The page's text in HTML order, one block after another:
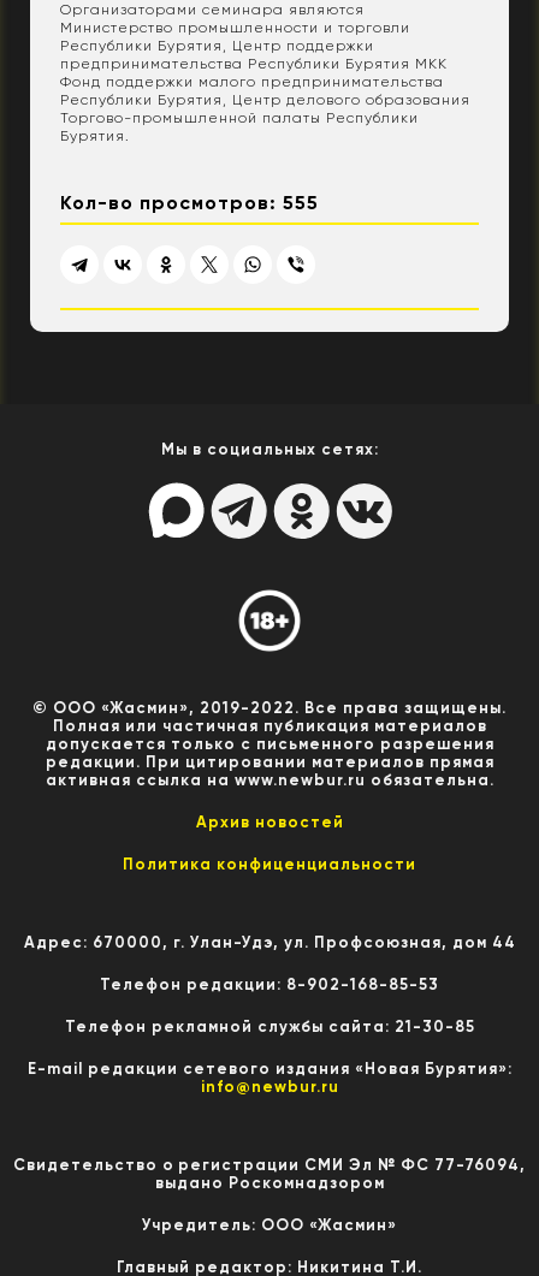
Организаторами семинара являются
Министерство промышленности и торговли
Республики Бурятия, Центр поддержки
предпринимательства Республики Бурятия МКК
Фонд поддержки малого предпринимательства
Республики Бурятия, Центр делового образования
Торгово-промышленной палаты Республики
Бурятия.
Кол-во просмотров: 555
Мы в социальных сетях:
© ООО «Жасмин», 2019-2022. Все права защищены.
Полная или частичная публикация материалов
допускается только с письменного разрешения
редакции. При цитировании материалов прямая
активная ссылка на www.newbur.ru обязательна.
Архив новостей
Политика конфиценциальности
Адрес: 670000, г. Улан-Удэ, ул. Профсоюзная, дом 44
Телефон редакции: 8-902-168-85-53
Телефон рекламной службы сайта: 21-30-85
E-mail редакции сетевого издания «Новая Бурятия»:
info@newbur.ru
Свидетельство о регистрации СМИ Эл № ФС 77-76094,
выдано Роскомнадзором
Учредитель: ООО «Жасмин»
Главный редактор: Никитина Т.И.